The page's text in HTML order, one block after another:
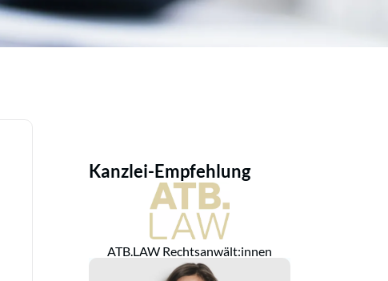
Kanzlei-Empfehlung
ATB.LAW Rechtsanwält:innen